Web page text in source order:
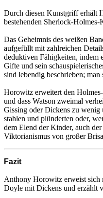
Durch diesen Kunstgriff erhält
bestehenden Sherlock-
Das Geheimnis des weißen
aufgefüllt mit zahlreichen
deduktiven Fähigkeiten, indem
Gifte und sein
sind lebendig beschrieben;
Horowitz erweitert den
und dass Watson zweimal
Gissing oder Dickens zu wenig
stahlen und plünderten oder,
dem Elend der Kinder, auch
Viktorianismus von großer
Fazit
Anthony Horowitz erweist sich
Doyle mit Dickens und erzählt